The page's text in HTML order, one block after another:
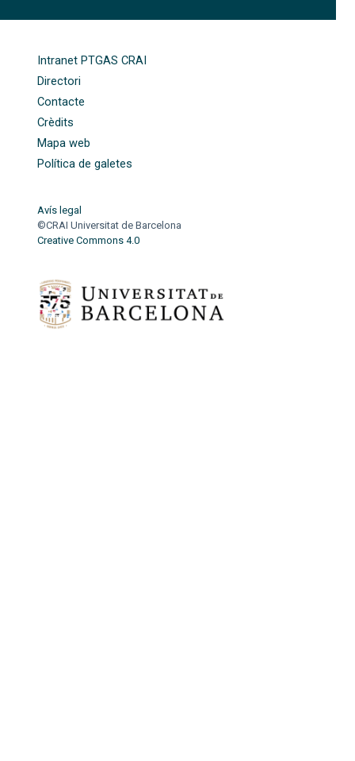
Intranet PTGAS CRAI
Directori
Contacte
Crèdits
Mapa web
Política de galetes
Avís legal
©CRAI Universitat de Barcelona
Creative Commons 4.0